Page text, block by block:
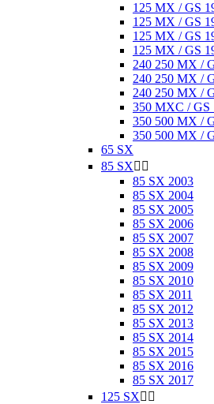
125 MX / GS
125 MX / GS
125 MX / GS
125 MX / GS
240 250 MX /
240 250 MX /
240 250 MX /
350 MXC / GS
350 500 MX /
350 500 MX /
65 SX
85 SX 
85 SX 2003
85 SX 2004
85 SX 2005
85 SX 2006
85 SX 2007
85 SX 2008
85 SX 2009
85 SX 2010
85 SX 2011
85 SX 2012
85 SX 2013
85 SX 2014
85 SX 2015
85 SX 2016
85 SX 2017
125 SX 